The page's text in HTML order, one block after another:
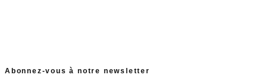
Abonnez-vous à notre newsletter